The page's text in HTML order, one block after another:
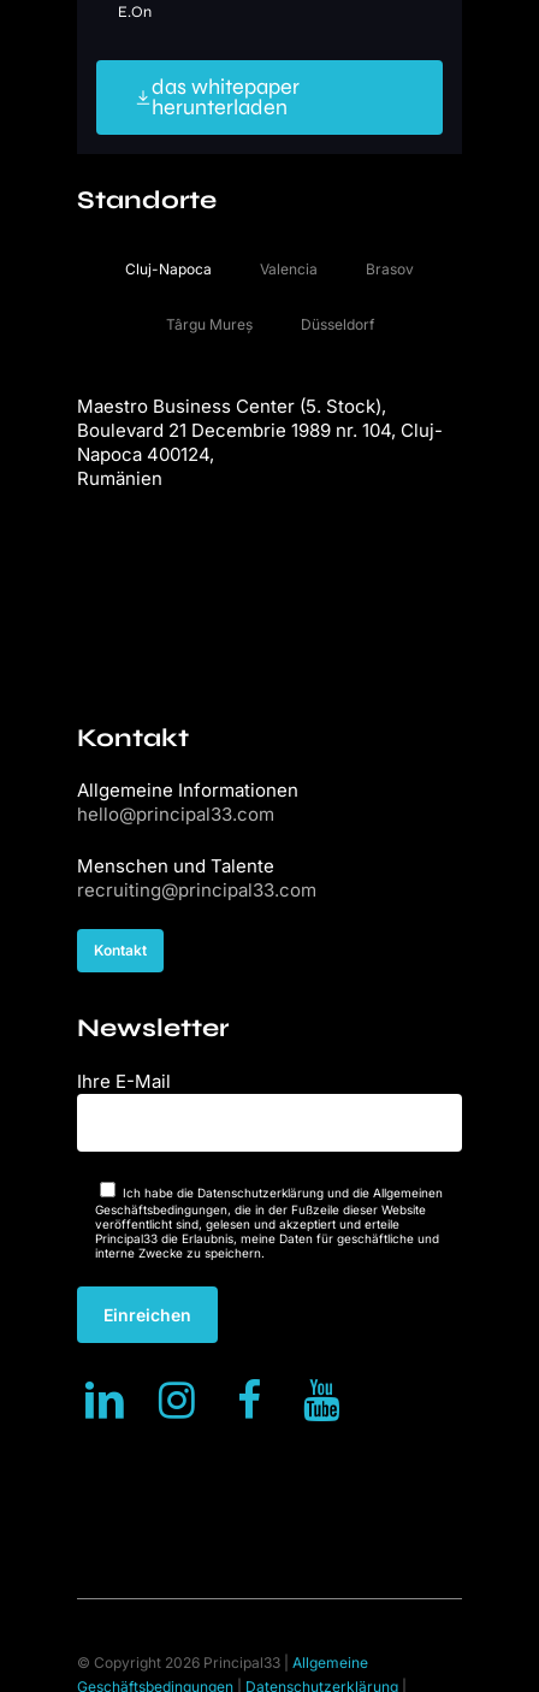
E.On
das whitepaper
herunterladen
Standorte
Cluj-Napoca Valencia Brasov
Târgu Mureș Düsseldorf
Maestro Business Center (5. Stock),
Boulevard 21 Decembrie 1989 nr. 104, Cluj-
Napoca 400124,
Rumänien
Kontakt
Allgemeine Informationen
hello@principal33.com
Menschen und Talente
recruiting@principal33.com
Kontakt
Newsletter
Ihre E-Mail
Ich habe die Datenschutzerklärung und die Allgemeinen
Geschäftsbedingungen, die in der Fußzeile dieser Website
veröffentlicht sind, gelesen und akzeptiert und erteile
Principal33 die Erlaubnis, meine Daten für geschäftliche und
interne Zwecke zu speichern.
© Copyright 2026 Principal33 |Allgemeine
Geschäftsbedingungen
Datenschutzerklärung